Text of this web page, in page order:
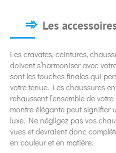
Les
Les cravates, ceintures,
doivent s’harmoniser avec
sont les touches finales qui
votre tenue. Les chaussures
rehaussent l’ensemble de
montre élégante peut signifier
luxe. Ne négligez pas vos
vues et devraient donc
en couleur et en matière.